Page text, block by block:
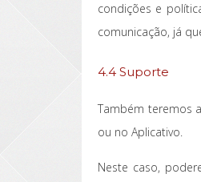
condições e
comunicação, já
4.4 Suporte
Também teremos
ou no Aplicativo.
Neste caso,